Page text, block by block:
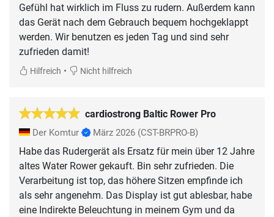
Gefühl hat wirklich im Fluss zu rudern. Außerdem kann
das Gerät nach dem Gebrauch bequem hochgeklappt
werden. Wir benutzen es jeden Tag und sind sehr
zufrieden damit!
Hilfreich • Nicht hilfreich
cardiostrong Baltic Rower Pro
Der Komtur März 2026 (CST-BRPRO-B)
Habe das Rudergerät als Ersatz für mein über 12 Jahre
altes Water Rower gekauft. Bin sehr zufrieden. Die
Verarbeitung ist top, das höhere Sitzen empfinde ich
als sehr angenehm. Das Display ist gut ablesbar, habe
eine Indirekte Beleuchtung in meinem Gym und da